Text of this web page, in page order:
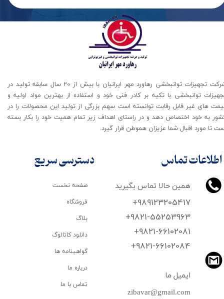
اطلاعات تماس
همین حالا تماس بگیرید
+989123205417
+9821-55253963
+9821-66102081
​​​​​​​+9821-66102084
zibavar@gmail.com
ایمیل ما
شرکت تجهیزات توانبخشی رهاورد مهر ایرانیان با بیش از 20 سال سابقه تولید در
توانبخشی با تکیه بر کادر فنی خود و استفاده از بهترین مواد اولیه و
های غیر قابل رقابت توانسته است سهم بزرگی از تولید این محصولات را در
به خود اختصاص دهد و در راستای اهداف زیر تمام همیت خود را بکار بسته
تا مورد اقبال شما عزیزان هموطن قرار گیرد​​​​​​​.
صفحه نخست
فروشگاه
بلاگ
دانلود کاتالوگ
گواهینامه ها
درباره ما
تماس با ما
دسترسی سریع